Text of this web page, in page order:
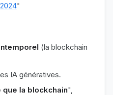
"
(la blockchain
IA génératives.
que la blockchain",